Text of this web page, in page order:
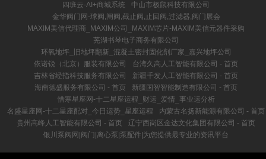
四班云-AI+商城系统
中山市极鼠科技有限公司
金华阀门网-球阀,闸阀,截止阀,止回阀,过滤器,阀门展会
MAXIM美信代理商_MAXIM公司_MAXIM芯片-MAXIM美信元器件采购
芜湖书琴电子商务有限公司
环氧地坪_旧地坪翻新_混凝土密封固化剂厂家_嘉兴地坪公司
依诺锐（北京）服装有限公司
台湾久高人工智能有限公司 - 首页
吉林省经指科技服务有限公司
新疆千发人工智能有限公司 - 首页
海南德盛服务有限公司 - 首页
新疆国智智能制造有限公司 - 首页
惜寒星座网-十二星座运程_财运_爱情_事业运分析
名盛星座网-十二星座配对_今日运势_星座运程
内蒙古名扬新能源有限公司 - 首页
贵州高峰人工智能有限公司 - 首页
辽宁西岗区金达文化集团有限公司 - 首页
银川泵阀网|阀门|离心泵|泵配件|为您提供最专业的资讯平台